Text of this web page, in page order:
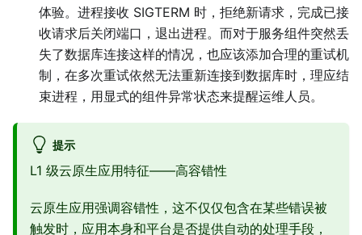
体验。进程接收 SIGTERM 时，拒绝新请求，完成已接
收请求后关闭端口，退出进程。而对于服务组件突然丢
失了数据库连接这样的情况，也应该添加合理的重试机
制，在多次重试依然无法重新连接到数据库时，理应结
束进程，用显式的组件异常状态来提醒运维人员。
提示
L1 级云原生应用特征——高容错性
云原生应用强调容错性，这不仅仅包含在某些错误被
触发时，应用本身和平台是否提供自动的处理手段，